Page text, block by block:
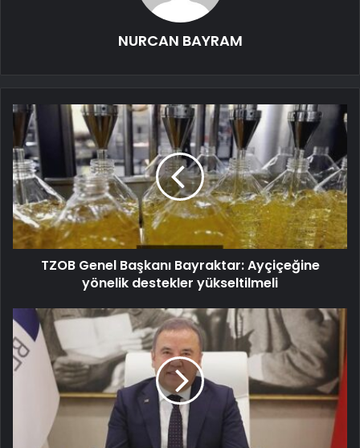
NURCAN BAYRAM
TZOB Genel Başkanı Bayraktar: Ayçiçeğine
yönelik destekler yükseltilmeli